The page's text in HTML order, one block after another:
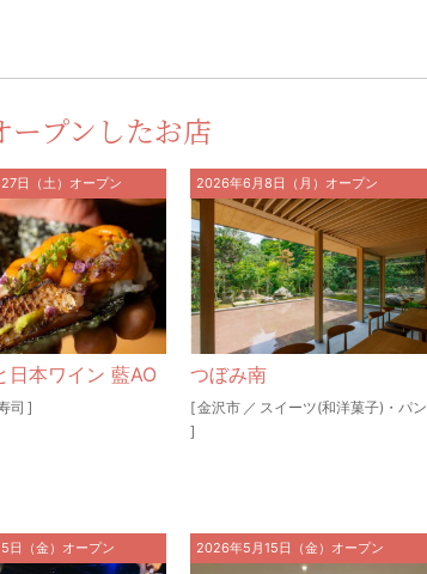
ープンしたお店
日（土）オープン
日本ワイン 藍AO
司 ]
2026年6月8日（月）オープン
つぼみ南
[金沢市 ／ スイーツ(和洋菓子)・パン
]
日（金）オープン 2026年5月15日（金）オープン